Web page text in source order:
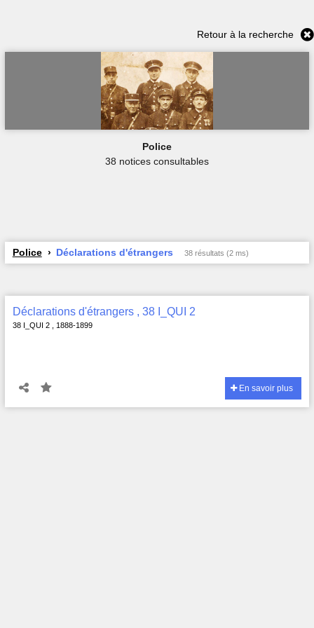
Retour à la recherche
Police
38 notices consultables
Police Déclarations d'étrangers 38 résultats (2 ms)
Déclarations d'étrangers , 38 I_QUI 2
38 I_QUI 2 , 1888-1899
En savoir plus